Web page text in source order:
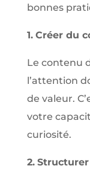
bonnes
1. Créer du
Le contenu
l’attention
de valeur.
votre
curiosité.
2. Structurer